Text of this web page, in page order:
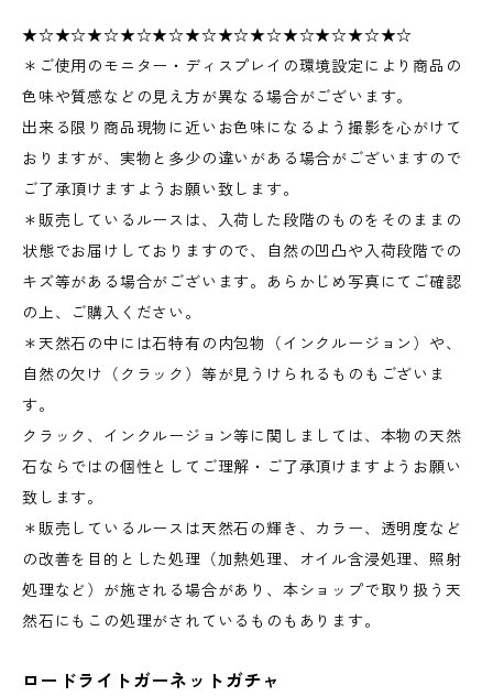
★☆★☆★☆★☆★☆★☆★☆★☆★☆★☆★☆★☆
＊ご使用のモニター・ディスプレイの環境設定により商品の
色味や質感などの見え方が異なる場合がございます。
出来る限り商品現物に近いお色味になるよう撮影を心がけて
おりますが、実物と多少の違いがある場合がございますので
ご了承頂けますようお願い致します。
＊販売しているルースは、入荷した段階のものをそのままの
状態でお届けしておりますので、自然の凹凸や入荷段階での
キズ等がある場合がございます。あらかじめ写真にてご確認
の上、ご購入ください。
＊天然石の中には石特有の内包物（インクルージョン）や、
自然の欠け（クラック）等が見うけられるものもございま
す。
クラック、インクルージョン等に関しましては、本物の天然
石ならではの個性としてご理解・ご了承頂けますようお願い
致します。
＊販売しているルースは天然石の輝き、カラー、透明度など
の改善を目的とした処理（加熱処理、オイル含浸処理、照射
処理など）が施される場合があり、本ショップで取り扱う天
然石にもこの処理がされているものもあります。
ロードライトガーネットガチャ